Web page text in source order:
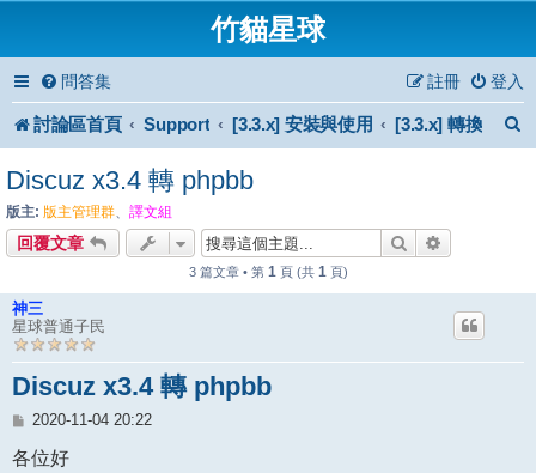
竹貓星球
問答集 登入
註冊
討論區首頁 Support [3.3.x] 安裝與使用 [3.3.x] 轉換
Discuz x3.4 轉 phpbb
版主: 版主管理群、 譯文組
回覆文章 搜尋
3 篇文章 • 第 1 頁 (共 1 頁)
神三
星球普通子民
Discuz x3.4 轉 phpbb
文
2020-11-04 20:22
各位好